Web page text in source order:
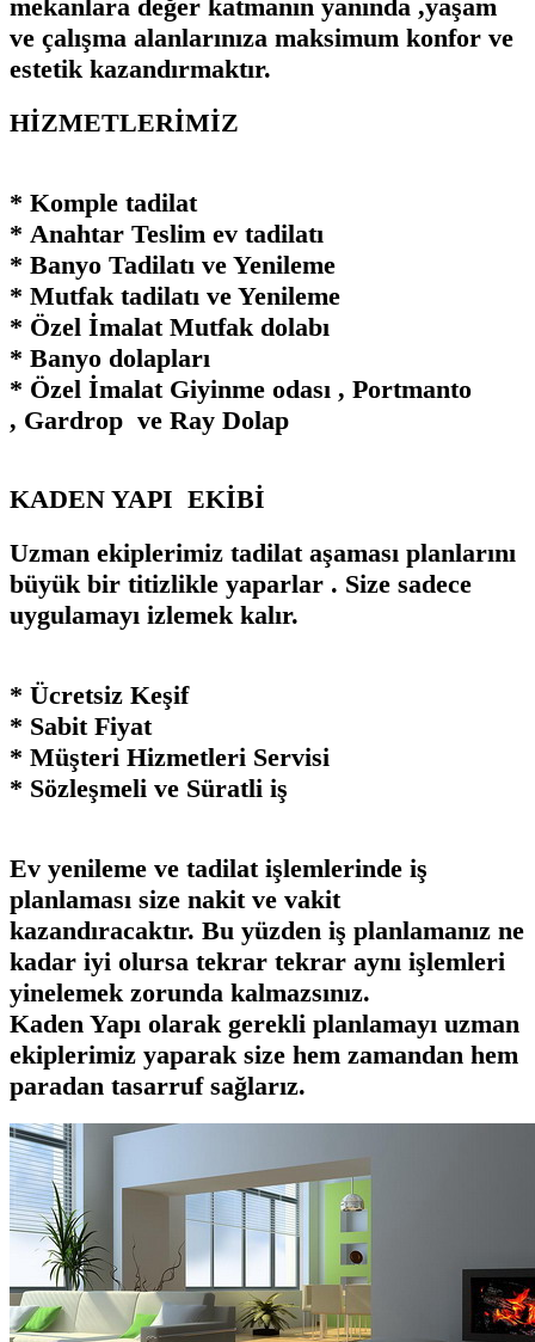
mekanlara değer katmanın yanında ,yaşam
ve çalışma alanlarınıza maksimum konfor ve
estetik kazandırmaktır.
HİZMETLERİMİZ
* Komple tadilat
* Anahtar Teslim ev tadilatı
* Banyo Tadilatı ve Yenileme
* Mutfak tadilatı ve Yenileme
* Özel İmalat Mutfak dolabı
* Banyo dolapları
* Özel İmalat Giyinme odası , Portmanto
, Gardrop ve Ray Dolap
KADEN YAPI EKİBİ
Uzman ekiplerimiz tadilat aşaması planlarını
büyük bir titizlikle yaparlar . Size sadece
uygulamayı izlemek kalır.
* Ücretsiz Keşif
* Sabit Fiyat
* Müşteri Hizmetleri Servisi
* Sözleşmeli ve Süratli iş
Ev yenileme ve tadilat işlemlerinde iş
planlaması size nakit ve vakit
kazandıracaktır. Bu yüzden iş planlamanız ne
kadar iyi olursa tekrar tekrar aynı işlemleri
yinelemek zorunda kalmazsınız.
Kaden Yapı olarak gerekli planlamayı uzman
ekiplerimiz yaparak size hem zamandan hem
paradan tasarruf sağlarız.